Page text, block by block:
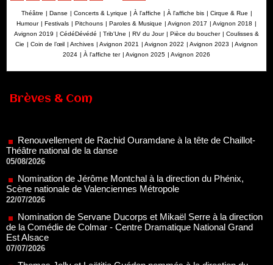
Théâtre | Danse | Concerts & Lyrique | À l'affiche | À l'affiche bis | Cirque & Rue |
Humour | Festivals | Pitchouns | Paroles & Musique | Avignon 2017 | Avignon 2018 |
Avignon 2019 | CédéDévédé | Trib'Une | RV du Jour | Pièce du boucher | Coulisses &
Cie | Coin de l’œil | Archives | Avignon 2021 | Avignon 2022 | Avignon 2023 | Avignon
2024 | À l'affiche ter | Avignon 2025 | Avignon 2026
Brèves & Com
Nomination de Jérôme Montchal à la direction du Phénix,
Scène nationale de Valenciennes Métropole
Nomination de Servane Ducorps et Mikaël Serre à la direction
de la Comédie de Colmar - Centre Dramatique National Grand
07/07/2026
Thomas Jolly et Laëtitia Guédon nommés à la direction du
TNP